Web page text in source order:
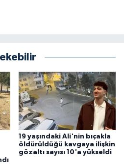
19 yaşındaki Ali'nin bıçakla
öldürüldüğü kavgaya ilişkin
gözaltı sayısı 10'a yükseldi